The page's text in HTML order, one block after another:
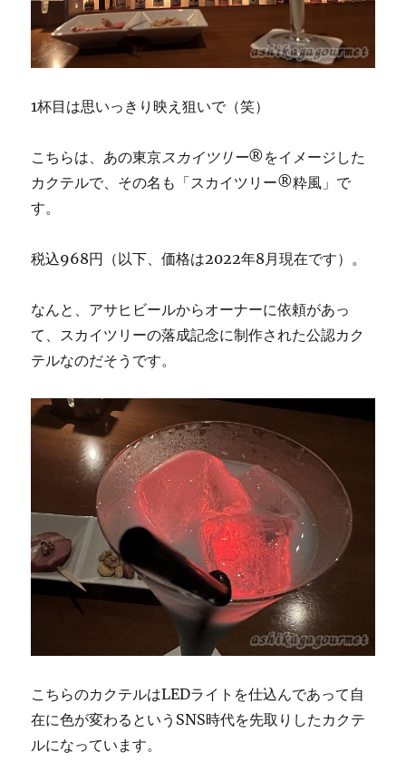
1杯目は思いっきり映え狙いで（笑）
こちらは、あの東京 スカイツリー®をイメージした
カクテルで、その名も「スカイツリー®粋風」で
す。
税込968円（以下、価格は2022年8月現在です）。
なんと、アサヒビールからオーナーに依頼があっ
て、スカイツリーの落成記念に制作された公認カク
テルなのだそうです。
こちらのカクテルはLEDライトを仕込んであって自
在に色が変わるというSNS時代を先取りしたカクテ
ルになっています。